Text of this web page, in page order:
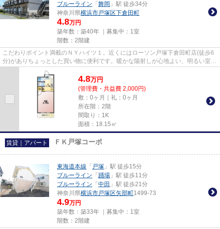
ブルーライン 「 舞岡 」駅 徒歩34分
神奈川県横浜市戸塚区下倉田町
4.8万円
築年数：築40年 ｜募集中： 1室
階数：2階建
こだわりポイント満載のＮＹハイツ１。近くにはローソン戸塚下倉田町店(徒歩6
分)がありちょっとした買い物に便利です。暖かな陽射しが心地よい、明るい室内
の物件となっています。不動...
4.8万円
(管理費・共益費 2,000円)
敷：0ヶ月｜礼：0ヶ月
所在階：2階
間取り：1K
面積：18.15㎡
賃貸｜アパート ＦＫ戸塚コーポ
東海道本線 「 戸塚 」駅 徒歩15分
ブルーライン 「 踊場 」駅 徒歩11分
ブルーライン 「 中田 」駅 徒歩21分
神奈川県横浜市戸塚区矢部町1499-73
4.9万円
築年数：築33年 ｜募集中： 1室
階数：2階建